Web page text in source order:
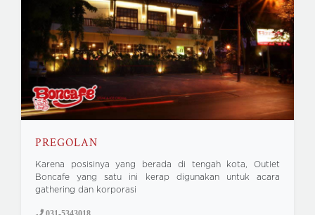
PREGOLAN
Karena posisinya yang berada di tengah kota, Outlet
Boncafe yang satu ini kerap digunakan untuk acara
gathering dan korporasi